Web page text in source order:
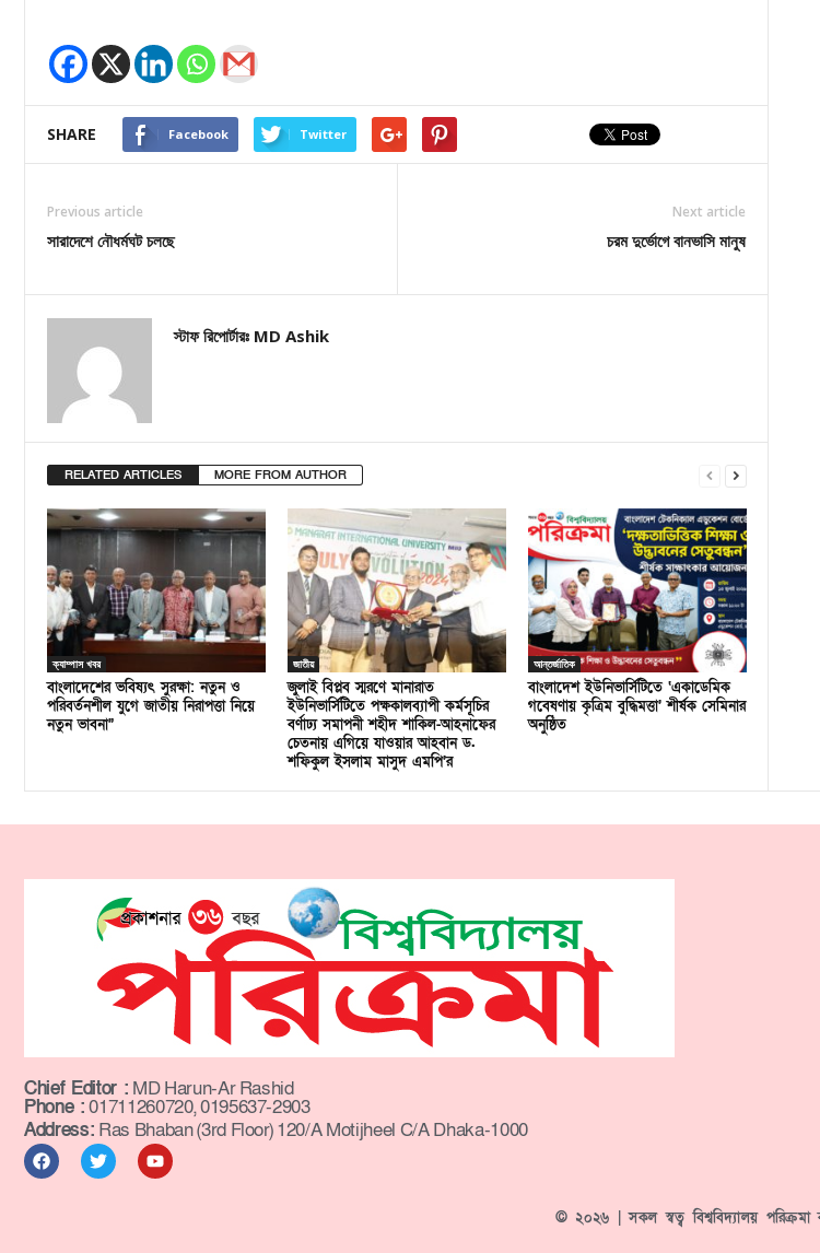
SHARE Facebook Twitter
Previous article
সারাদেশে নৌধর্মঘট চলছে
Next article
চরম দুর্ভোগে বানভাসি মানুষ
স্টাফ রিপোর্টারঃ MD Ashik
RELATED ARTICLES MORE FROM AUTHOR
ক্যাম্পাস খবর
বাংলাদেশের ভবিষ্যৎ সুরক্ষা: নতুন ও
পরিবর্তনশীল যুগে জাতীয় নিরাপত্তা নিয়ে
নতুন ভাবনা”
জাতীয়
জুলাই বিপ্লব স্মরণে মানারাত
ইউনিভার্সিটিতে পক্ষকালব্যাপী কর্মসূচির
বর্ণাঢ্য সমাপনী শহীদ শাকিল-আহনাফের
চেতনায় এগিয়ে যাওয়ার আহবান ড.
শফিকুল ইসলাম মাসুদ এমপি’র
আন্তর্জাতিক
বাংলাদেশ ইউনিভার্সিটিতে ‘একাডেমিক
গবেষণায় কৃত্রিম বুদ্ধিমত্তা’ শীর্ষক সেমিনার
অনুষ্ঠিত
Chief Editor : MD Harun-Ar Rashid
Phone :01711260720, 0195637-2903
Address: Ras Bhaban (3rd Floor) 120/A Motijheel C/A Dhaka-1000
© ২০২৬ | সকল স্বত্ব বিশ্ববিদ্যালয় পরিক্রমা